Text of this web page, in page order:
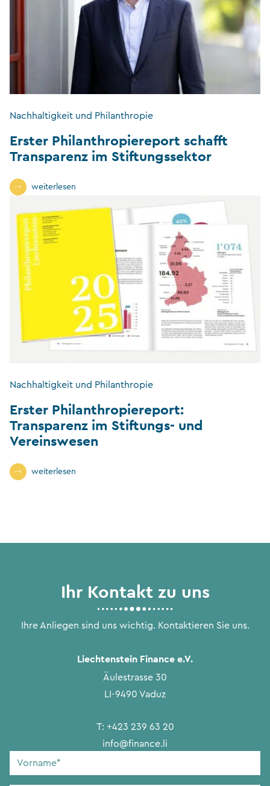
Nachhaltigkeit und Philanthropie
Erster Philanthropiereport schafft
Transparenz im Stiftungssektor
weiterlesen
Nachhaltigkeit und Philanthropie
Erster Philanthropiereport:
Transparenz im Stiftungs- und
Vereinswesen
weiterlesen
Ihr Kontakt zu uns
Ihre Anliegen sind uns wichtig. Kontaktieren Sie uns.
Liechtenstein Finance e.V.
Äulestrasse 30
LI-9490 Vaduz
T: +423 239 63 20
info@finance.li
Vorname